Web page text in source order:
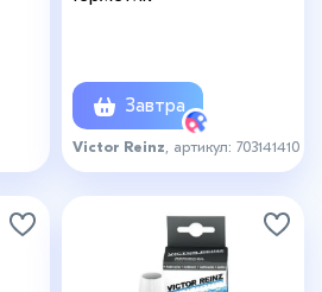
Завтра
Victor Reinz , артикул: 703141410